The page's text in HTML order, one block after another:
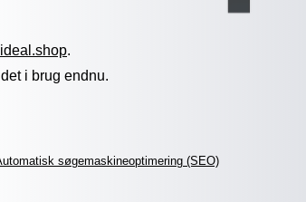
ideal.shop.
i brug endnu.
søgemaskineoptimering (SEO)